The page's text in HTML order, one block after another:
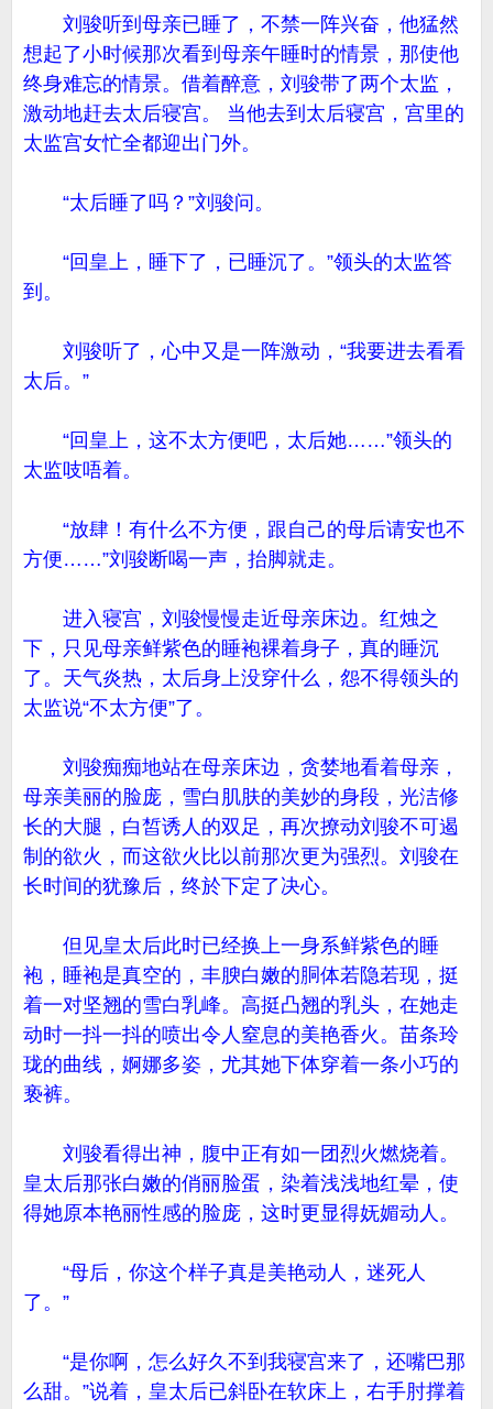
刘骏听到母亲已睡了，不禁一阵兴奋，他猛然
想起了小时候那次看到母亲午睡时的情景，那使他
终身难忘的情景。借着醉意，刘骏带了两个太监，
激动地赶去太后寝宫。 当他去到太后寝宫，宫里的
太监宫女忙全都迎出门外。
“太后睡了吗？”刘骏问。
“回皇上，睡下了，已睡沉了。”领头的太监答
到。
刘骏听了，心中又是一阵激动，“我要进去看看
太后。”
“回皇上，这不太方便吧，太后她……”领头的
太监吱唔着。
“放肆！有什么不方便，跟自己的母后请安也不
方便……”刘骏断喝一声，抬脚就走。
进入寝宫，刘骏慢慢走近母亲床边。红烛之
下，只见母亲鲜紫色的睡袍裸着身子，真的睡沉
了。天气炎热，太后身上没穿什么，怨不得领头的
太监说“不太方便”了。
刘骏痴痴地站在母亲床边，贪婪地看着母亲，
母亲美丽的脸庞，雪白肌肤的美妙的身段，光洁修
长的大腿，白皙诱人的双足，再次撩动刘骏不可遏
制的欲火，而这欲火比以前那次更为强烈。刘骏在
长时间的犹豫后，终於下定了决心。
但见皇太后此时已经换上一身系鲜紫色的睡
袍，睡袍是真空的，丰腴白嫩的胴体若隐若现，挺
着一对坚翘的雪白乳峰。高挺凸翘的乳头，在她走
动时一抖一抖的喷出令人窒息的美艳香火。苗条玲
珑的曲线，婀娜多姿，尤其她下体穿着一条小巧的
亵裤。
刘骏看得出神，腹中正有如一团烈火燃烧着。
皇太后那张白嫩的俏丽脸蛋，染着浅浅地红晕，使
得她原本艳丽性感的脸庞，这时更显得妩媚动人。
“母后，你这个样子真是美艳动人，迷死人
了。”
“是你啊，怎么好久不到我寝宫来了，还嘴巴那
么甜。”说着，皇太后已斜卧在软床上，右手肘撑着